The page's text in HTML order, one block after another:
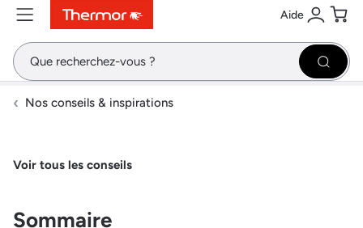
ContenuMenuRecherche Aide
Se
Nos conseils & inspirations
Voir tous les conseils
Sommaire